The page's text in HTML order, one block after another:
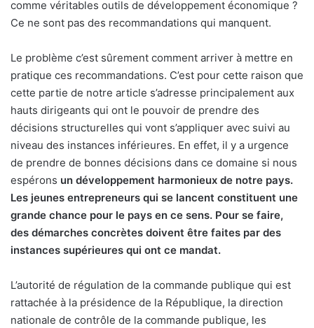
comme véritables outils de développement économique ?
Ce ne sont pas des recommandations qui manquent.
Le problème c’est sûrement comment arriver à mettre en
pratique ces recommandations. C’est pour cette raison que
cette partie de notre article s’adresse principalement aux
hauts dirigeants qui ont le pouvoir de prendre des
décisions structurelles qui vont s’appliquer avec suivi au
niveau des instances inférieures. En effet, il y a urgence
de prendre de bonnes décisions dans ce domaine si nous
espérons un développement harmonieux de notre pays.
Les jeunes entrepreneurs qui se lancent constituent une
grande chance pour le pays en ce sens. Pour se faire,
des démarches concrètes doivent être faites par des
instances supérieures qui ont ce mandat.
L’autorité de régulation de la commande publique qui est
rattachée à la présidence de la République, la direction
nationale de contrôle de la commande publique, les